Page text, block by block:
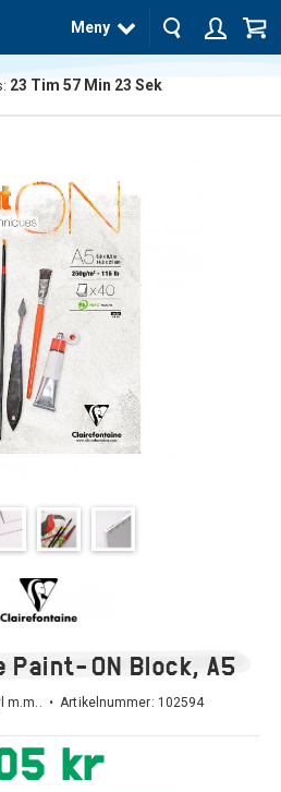
Meny
23 Tim 57 Min 23 Sek
ON Block, A5
m.m.. • Artikelnummer: 102594
kr